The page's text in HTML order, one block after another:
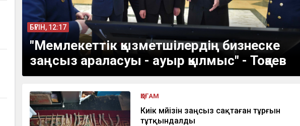
БҮГІН, 12:17
"Мемлекеттік қызметшілердің бизнеске
заңсыз араласуы - ауыр қылмыс" - Тоқаев
ҚОҒАМ
Киік мүйізін заңсыз сақтаған тұрғын
тұтқындалды